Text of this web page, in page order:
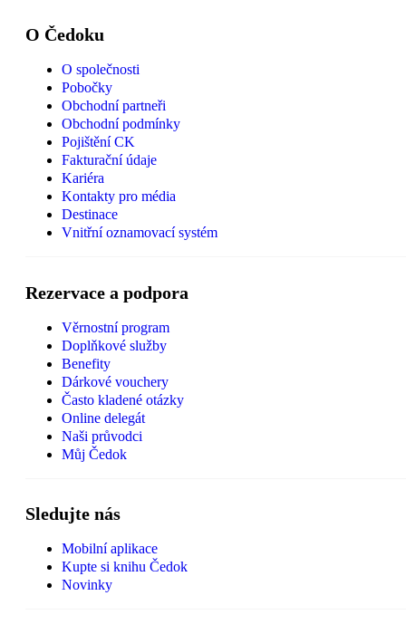
O Čedoku
O společnosti
Pobočky
Obchodní partneři
Obchodní podmínky
Pojištění CK
Fakturační údaje
Kariéra
Kontakty pro média
Destinace
Vnitřní oznamovací systém
Rezervace a podpora
Věrnostní program
Doplňkové služby
Benefity
Dárkové vouchery
Často kladené otázky
Online delegát
Naši průvodci
Můj Čedok
Sledujte nás
Mobilní aplikace
Kupte si knihu Čedok
Novinky